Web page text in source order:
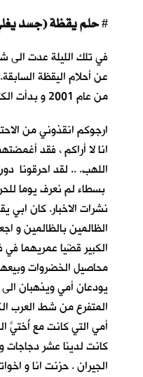
#حلم يقظة (جسد يغلي قرب
في تلك الليلة عدت
من عام 2001 و بدأت الكتابة :
ارجوكم انقذوني من
انا لا أراكم ، فقد
اللهب. .. لقد احرقونا
بسطاء لم نعرف يوما
نشرات الاخبار. كان ابي
الظالمين بالظالمين و
الكبير قضَيا عمريهما
محاصيل الخضروات
يودعان أمي ويذهبان
المتفرع من شط العرب
أمي التي كانت مع أُختيَّ
كانت لدينا عشر
الجيران . حزنت انا و